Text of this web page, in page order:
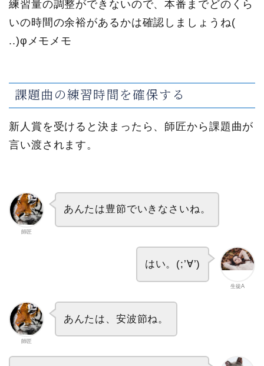
練習量の調整ができないので、本番までどのくら
いの時間の余裕があるかは確認しましょうね(
..)φメモメモ
課題曲の練習時間を確保する
新人賞を受けると決まったら、師匠から課題曲が
言い渡されます。
師匠
あんたは豊節でいきなさいね。
生徒A
はい。(;’∀’)
師匠
あんたは、安波節ね。